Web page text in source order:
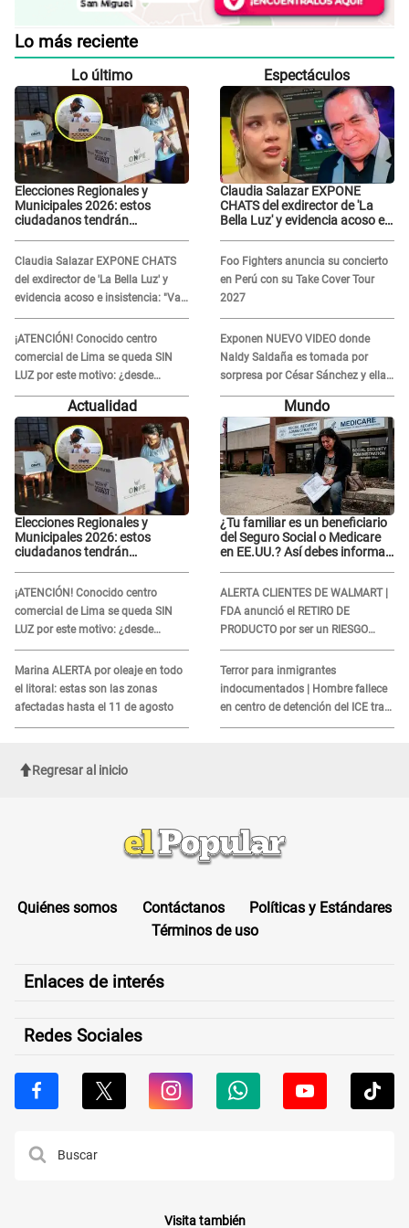
Lo más reciente
Lo último
Elecciones Regionales y
Municipales 2026: estos
ciudadanos tendrán
Claudia Salazar EXPONE CHATS
del exdirector de 'La Bella Luz' y
evidencia acoso e insistencia: "Vas
a estar conmigo, no pasa nada"
¡ATENCIÓN! Conocido centro
comercial de Lima se queda SIN
LUZ por este motivo: ¿desde
cuándo atenderá?
Espectáculos
Claudia Salazar EXPONE
CHATS del exdirector de 'La
Bella Luz' y evidencia acoso e
Foo Fighters anuncia su concierto
en Perú con su Take Cover Tour
2027
Exponen NUEVO VIDEO donde
Naldy Saldaña es tomada por
sorpresa por César Sánchez y ella
evidencia su REACCIÓN: Le agarró
Actualidad
Elecciones Regionales y
Municipales 2026: estos
ciudadanos tendrán
¡ATENCIÓN! Conocido centro
comercial de Lima se queda SIN
LUZ por este motivo: ¿desde
cuándo atenderá?
Marina ALERTA por oleaje en todo
el litoral: estas son las zonas
afectadas hasta el 11 de agosto
Mundo
¿Tu familiar es un beneficiario
del Seguro Social o Medicare
en EE.UU.? Así debes informar
ALERTA CLIENTES DE WALMART |
FDA anunció el RETIRO DE
PRODUCTO por ser un RIESGO
MORTAL para consumidores: ¿Cuál
es?
Terror para inmigrantes
indocumentados | Hombre fallece
en centro de detención del ICE tras
sufrir una "emergencia médica"
Regresar al inicio
Quiénes somos Contáctanos
Políticas y Estándares
Términos de uso
Enlaces de interés
Redes Sociales
Visita también